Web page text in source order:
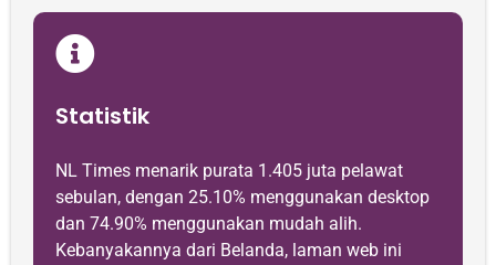
Statistik
NL Times menarik purata 1.405 juta pelawat
sebulan, dengan 25.10% menggunakan desktop
dan 74.90% menggunakan mudah alih.
Kebanyakannya dari Belanda, laman web ini